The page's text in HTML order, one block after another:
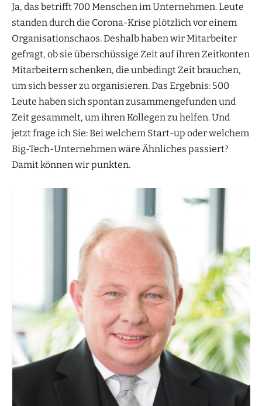
Ja, das betrifft 700 Menschen im Unternehmen. Leute
standen durch die Corona-Krise plötzlich vor einem
Organisationschaos. Deshalb haben wir Mitarbeiter
gefragt, ob sie überschüssige Zeit auf ihren Zeitkonten
Mitarbeitern schenken, die unbedingt Zeit brauchen,
um sich besser zu organisieren. Das Ergebnis: 500
Leute haben sich spontan zusammengefunden und
Zeit gesammelt, um ihren Kollegen zu helfen. Und
jetzt frage ich Sie: Bei welchem Start-up oder welchem
Big-Tech-Unternehmen wäre Ähnliches passiert?
Damit können wir punkten.